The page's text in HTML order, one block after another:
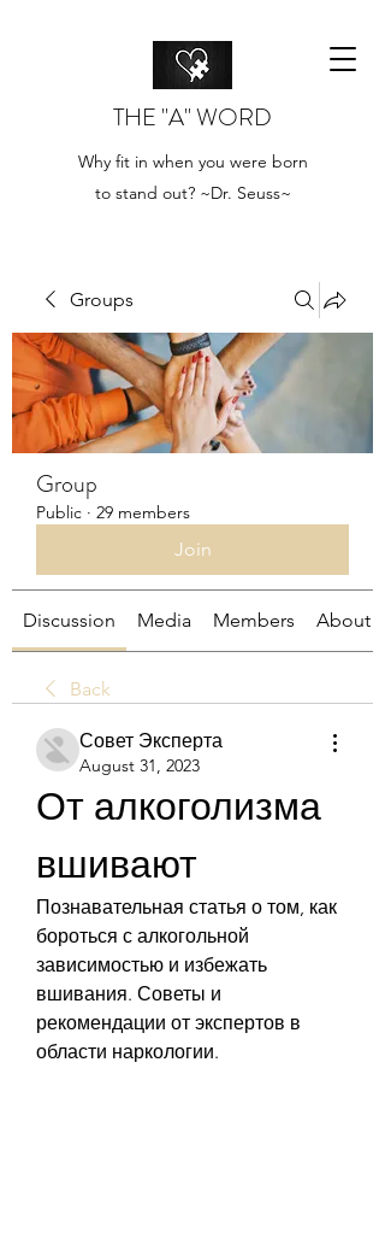
THE "A" WORD
Why fit in when you were born
to stand out? ~Dr. Seuss~
Groups
Group
Public · 29 members
Join
Discussion Media Members About
Back
Совет Эксперта
August 31, 2023
От алкоголизма
вшивают
Познавательная статья о том, как
бороться с алкогольной
зависимостью и избежать
вшивания. Советы и
рекомендации от экспертов в
области наркологии.